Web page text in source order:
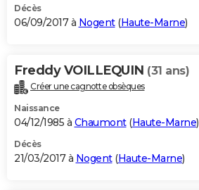
Décès
06/09/2017 à Nogent(Haute-Marne)
Freddy VOILLEQUIN (31 ans)
Créer une cagnotte obsèques
Naissance
04/12/1985 à Chaumont(Haute-Marne)
Décès
21/03/2017 à Nogent(Haute-Marne)